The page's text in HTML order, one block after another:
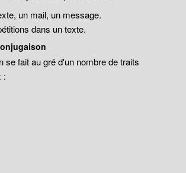
un mail, un message.
dans un texte.
se fait au gré d'un nombre de traits
: